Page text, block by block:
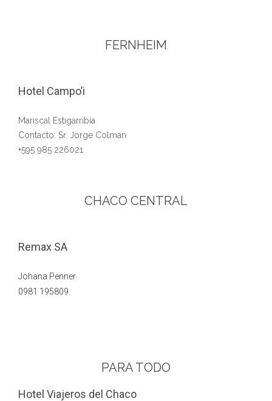
FERNHEIM
Hotel Campo’i
Mariscal Estigarribia
Contacto: Sr. Jorge Colman
+595 985 226021
CHACO CENTRAL
Remax SA
Johana Penner
0981 195809
PARA TODO
Hotel Viajeros del Chaco